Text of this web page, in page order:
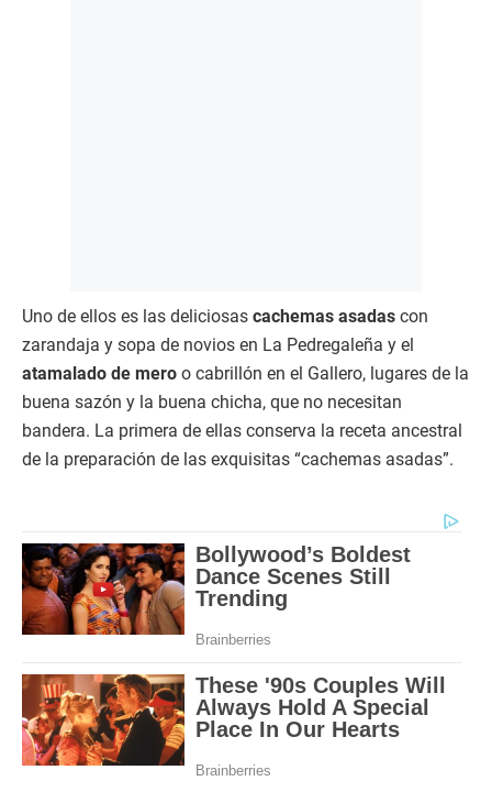
Uno de ellos es las deliciosas cachemas asadas con
zarandaja y sopa de novios en La Pedregaleña y el
atamalado de mero o cabrillón en el Gallero, lugares de la
buena sazón y la buena chicha, que no necesitan
bandera. La primera de ellas conserva la receta ancestral
de la preparación de las exquisitas “cachemas asadas”.